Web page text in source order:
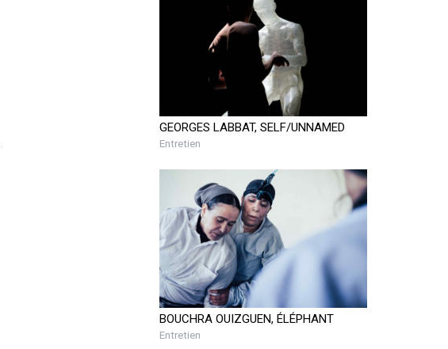
GEORGES LABBAT, SELF/UNNAMED
Entretien
BOUCHRA OUIZGUEN, ÉLÉPHANT
Entretien